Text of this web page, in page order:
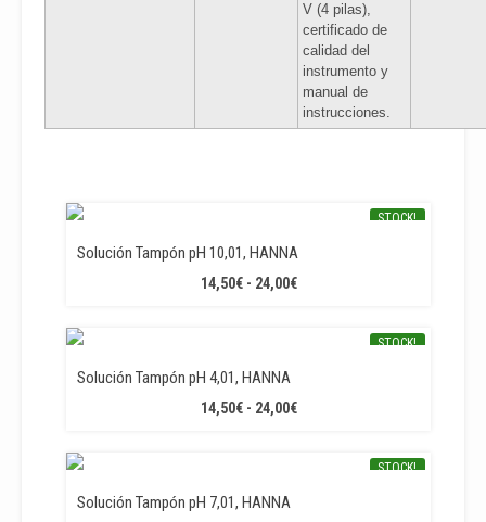
V (4 pilas),
certificado de
calidad del
instrumento y
manual de
instrucciones.
STOCK!
Solución Tampón pH 10,01, HANNA
14,50€ - 24,00€RANGO
24,00€
STOCK!
Solución Tampón pH 4,01, HANNA
14,50€ - 24,00€RANGO
STOCK!
Solución Tampón pH 7,01, HANNA